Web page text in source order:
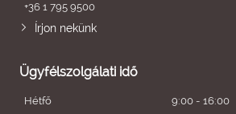
+36 1 795 9500
Írjon nekünk
Ügyfélszolgálati idő
Hétfő
9:00 - 16:00